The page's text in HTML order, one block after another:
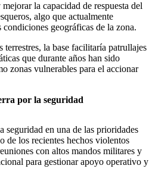
la capacidad de respuesta del
algo que actualmente
geográficas de la zona.
terrestres, la base facilitaría patrullajes
que durante años han sido
zonas vulnerables para el accionar
por la seguridad
seguridad en una de las prioridades
de los recientes hechos violentos
con altos mandos militares y
para gestionar apoyo operativo y